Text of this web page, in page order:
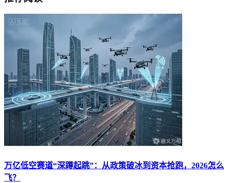
万亿低空赛道“深蹲起跳”：从政策破冰到资本抢跑，2026怎么
飞？